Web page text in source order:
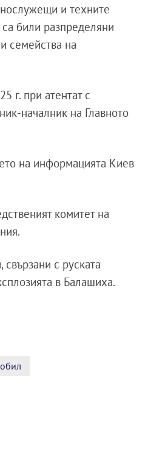
и техните
били разпределяни
семейства на
г. при атентат с
началник на Главното
на информацията Киев
комитет на
с руската
в Балашиха.